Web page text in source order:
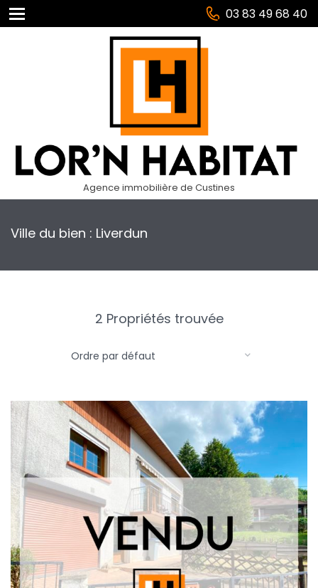
03 83 49 68 40
Agence immobilière de Custines
Ville du bien : Liverdun
2 Propriétés trouvée
Ordre par défaut